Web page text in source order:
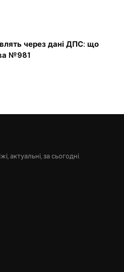
через дані ДПС: що
№981
актуальні, за сьогодні.